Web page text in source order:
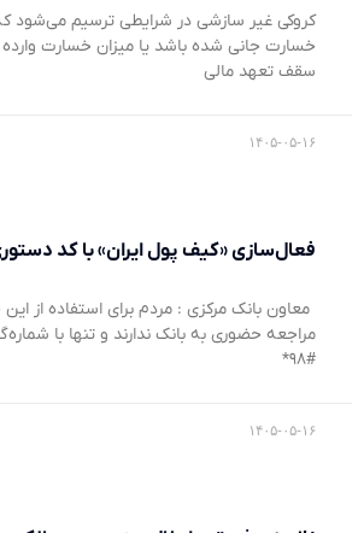
کروکی غیر سازشی در شرایطی ترسیم می‌شود
خسارت جانی شده باشد یا میزان خسارت وارده
سقف تعهد مالی
۱۴۰۵-۰۵-۱۶
فعال‌سازی «کیف پول ایران» با کد دستوری (
معاون بانک مرکزی : مردم برای استفاده از
مراجعه حضوری به بانک ندارند و تنها با
#۹۸*
۱۴۰۵-۰۵-۱۶